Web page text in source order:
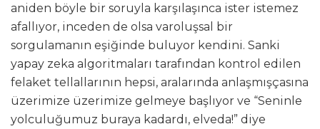
aniden böyle bir soruyla karşılaşınca ister istemez
afallıyor, inceden de olsa varoluşsal bir
sorgulamanın eşiğinde buluyor kendini. Sanki
yapay zeka algoritmaları tarafından kontrol edilen
felaket tellallarının hepsi, aralarında anlaşmışçasına
üzerimize üzerimize gelmeye başlıyor ve “Seninle
yolculuğumuz buraya kadardı, elveda!” diye